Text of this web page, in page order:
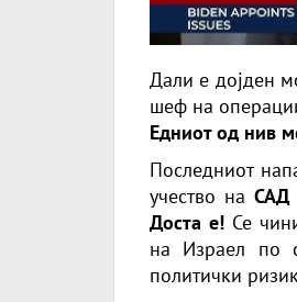
Дали е дојден
шеф на
Едниот од нив
Последниот
учество на САД
Доста е! Се
на Израел по
политички